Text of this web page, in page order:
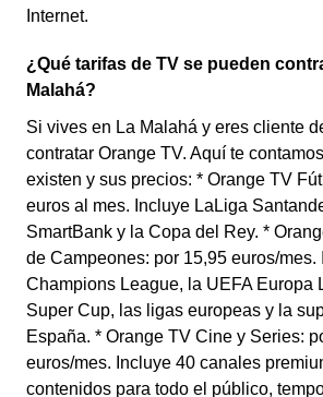
Internet.
¿Qué tarifas de TV se pueden
Malahá?
Si vives en La Malahá y eres cliente
contratar Orange TV. Aquí te
existen y sus precios: * Orange TV
euros al mes. Incluye LaLiga
SmartBank y la Copa del Rey. *
de Campeones: por 15,95 euros/mes.
Champions League, la UEFA Europa
Super Cup, las ligas europeas y la
España. * Orange TV Cine y Series:
euros/mes. Incluye 40 canales
contenidos para todo el público,